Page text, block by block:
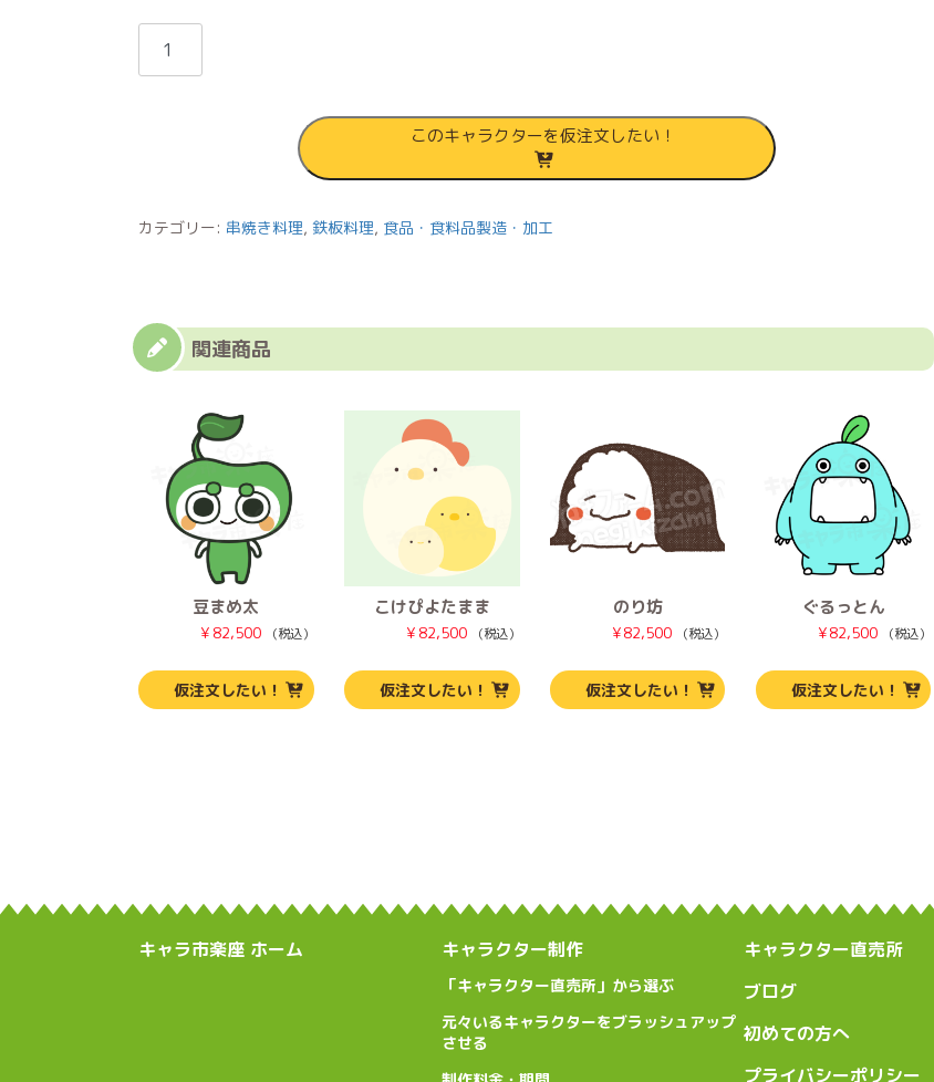
このキャラクターを仮注文したい！
カテゴリー: 串焼き料理, 鉄板料理, 食品・食料品製造・加工
関連商品
豆まめ太
¥ 82,500 （税込）
仮注文したい！
こけぴよたまま
¥ 82,500 （税込）
仮注文したい！
のり坊
¥82,500 （税込）
仮注文したい！
ぐるっとん
¥82,500 （税込）
仮注文したい！
キャラ市楽座 ホーム キャラクター制作
「キャラクター直売所」から選ぶ
元々いるキャラクターをブラッシュアップ
させる
キャラクター直売所
ブログ
初めての方へ
プライバシーポリシー